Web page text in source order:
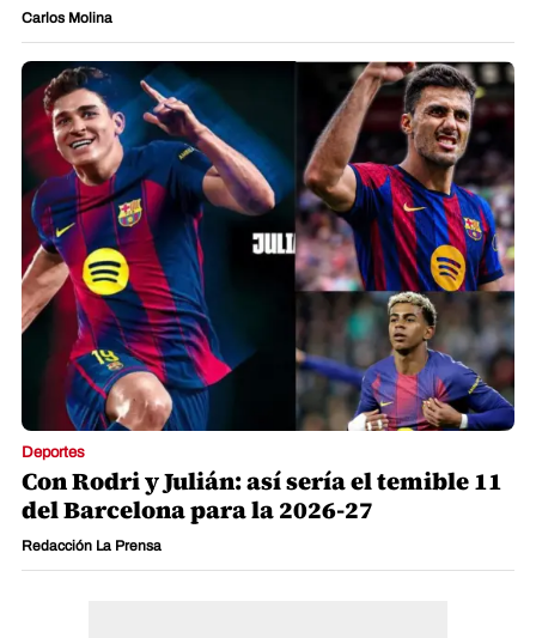
Carlos Molina
Deportes
Con Rodri y Julián: así sería el temible 11
del Barcelona para la 2026-27
Redacción La Prensa